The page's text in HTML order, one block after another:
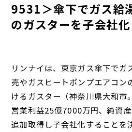
9531＞傘下でガス給
のガスターを子会社化
リンナイは、東京ガス傘下でガ
売やガスヒートポンプエアコン
けるガスター（神奈川県大和市
営業利益25億7000万円、純資
追加取得し子会社化することを